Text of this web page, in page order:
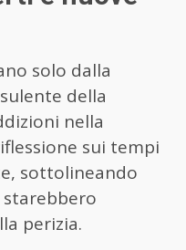
solo dalla
della
nella
sui tempi
sottolineando
perizia.